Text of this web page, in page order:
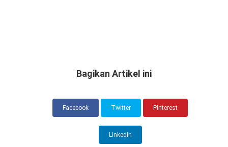
Bagikan Artikel ini
Facebook Twitter Pinterest
LinkedIn